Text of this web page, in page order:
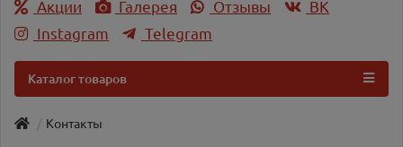
Акции
Галерея Отзывы
ВK
Instagram
Telegram
Каталог товаров
Контакты